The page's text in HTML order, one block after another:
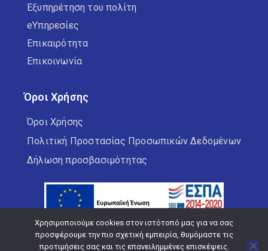
Εξυπηρέτηση του πολίτη
eΥπηρεσίες
Επικαιρότητα
Επικοινωνία
Όροι Χρήσης
Όροι Χρήσης
Πολιτική Προστασίας Προσωπικών Δεδομένων
Δήλωση προσβασιμότητας
Χρησιμοποιούμε cookies στον ιστότοπό μας για να σας
προσφέρουμε την πιο σχετική εμπειρία, θυμόμαστε τις
προτιμήσεις σας και τις επανειλημμένες επισκέψεις.